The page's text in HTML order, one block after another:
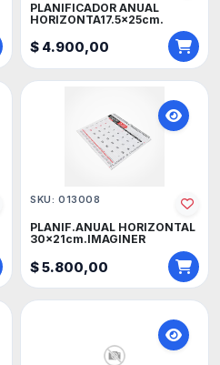
PLANIFICADOR ANUAL
HORIZONTA17.5x25cm.
$ 4.900,00
SKU: 013008
PLANIF.ANUAL HORIZONTAL
30x21cm.IMAGINER
$ 5.800,00